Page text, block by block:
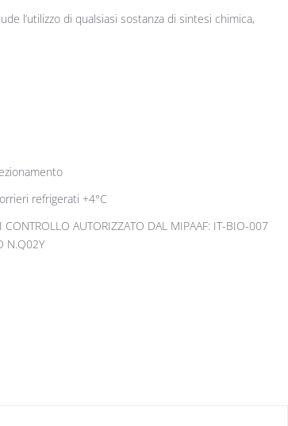
l’utilizzo di qualsiasi sostanza di sintesi chimica,
refrigerati +4°C
AUTORIZZATO DAL MIPAAF: IT-BIO-007
N.Q02Y